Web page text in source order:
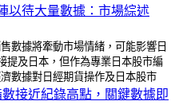
以待大量數據：市場綜述
數據將牽動市場情緒，可能影響日
提及日本，但作為專業日本股市編
數據對日經期貨操作及日本股市
接近紀錄高點，關鍵數據即